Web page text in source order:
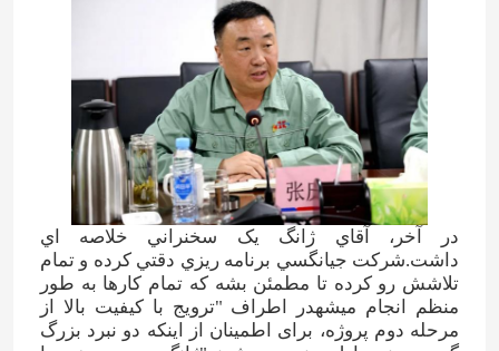
در آخر، آقاي ژانگ يک سخنراني خلاصه اي
داشت.شرکت جيانگسي برنامه ريزي دقتي کرده و تمام
تلاشش رو کرده تا مطمئن بشه که تمام کارها به طور
منظم انجام ميشهدر اطراف "ترویج با کیفیت بالا از
مرحله دوم پروژه، برای اطمینان از اینکه دو نبرد بزرگ